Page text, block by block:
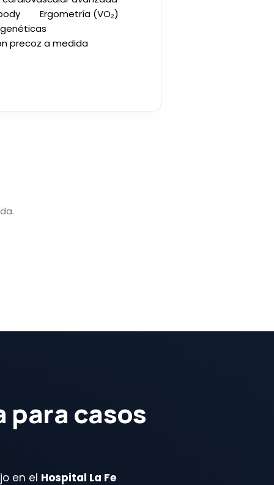
body Ergometría (VO₂)
precoz a medida
casos
en el Hospital La Fe